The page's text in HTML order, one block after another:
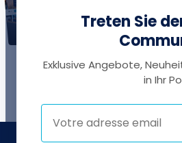
Thomas
Chat!
Treten Sie
Exklusive Angebote,
in Ihr